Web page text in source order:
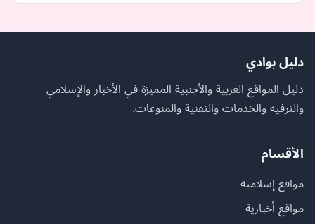
دليل بوادي
دليل المواقع العربية والأجنبية المميزة في الأخبار والإسلامي
والترفيه والخدمات والتقنية والمنوعات.
الأقسام
مواقع إسلامية
مواقع أخبارية